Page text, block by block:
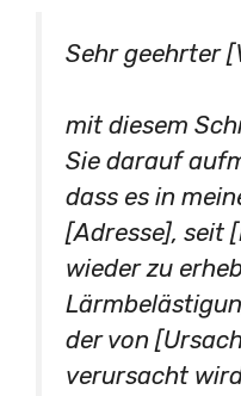
Sehr geehrter
mit diesem
Sie darauf
dass es in
[Adresse], seit
wieder zu
der von
verursacht